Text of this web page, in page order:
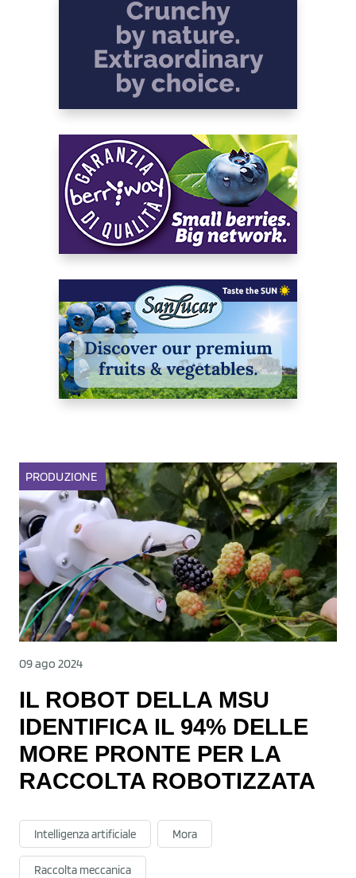
PRODUZIONE
09 ago 2024
IL ROBOT DELLA MSU
IDENTIFICA IL 94% DELLE
MORE PRONTE PER LA
RACCOLTA ROBOTIZZATA
Intelligenza artificiale Mora
Raccolta meccanica